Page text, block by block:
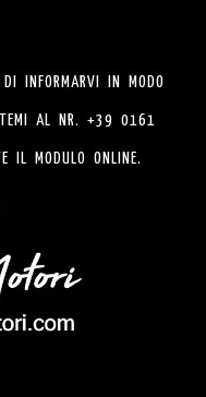
INFORMARVI IN MODO
AL NR. +39 0161
MODULO ONLINE.